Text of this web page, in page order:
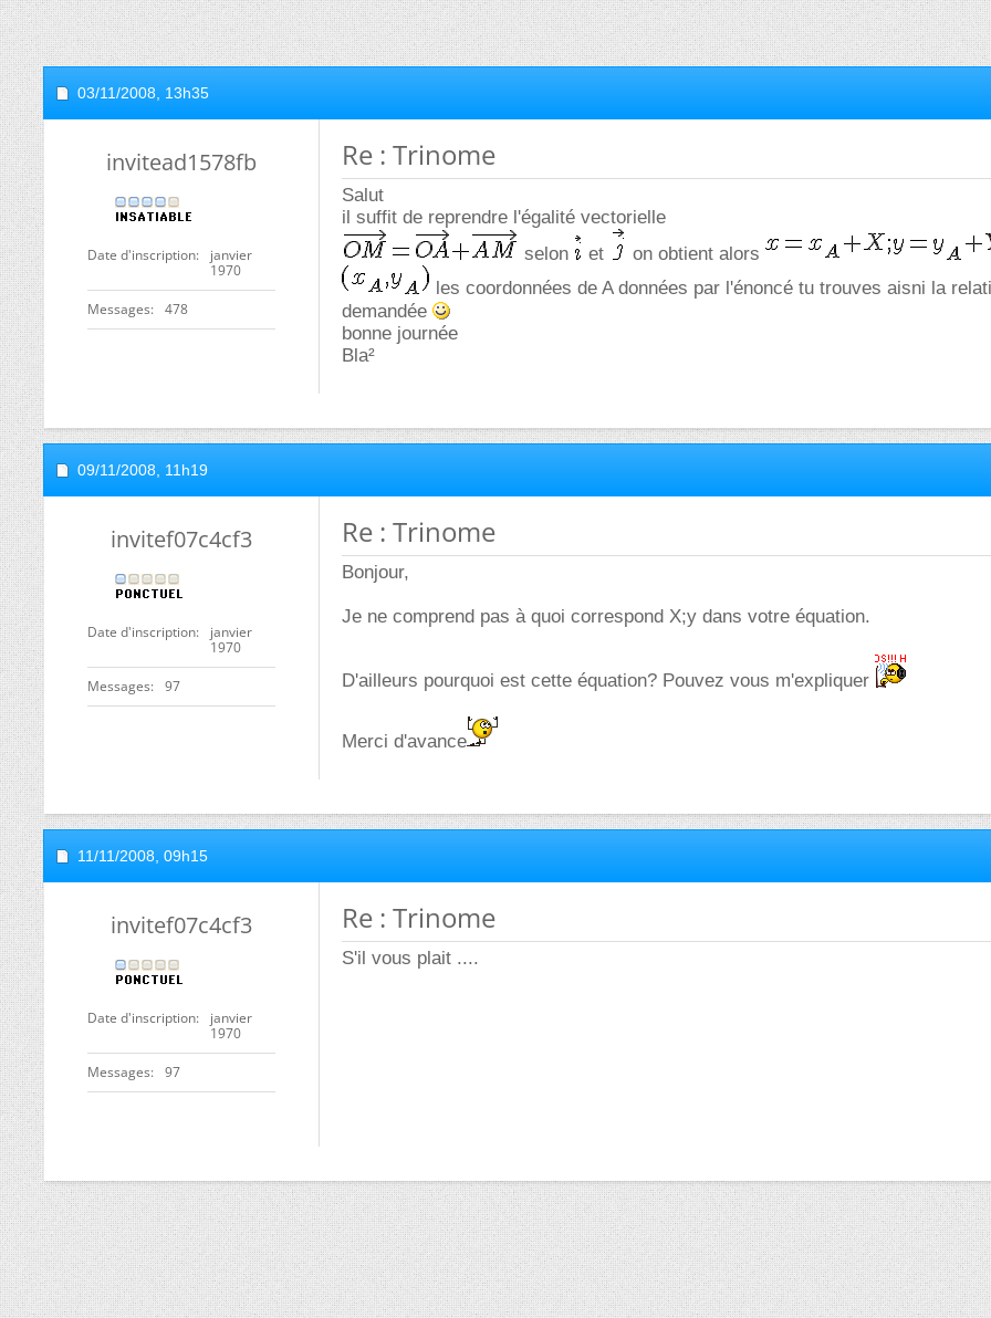
03/11/2008, 13h35
invitead1578fb
Date d'inscription
janvier
1970
Messages 478
Re : Trinome
Salut
il suffit de reprendre l'égalité vectorielle
selon
et
on obtient alors
les coordonnées de A données par l'énoncé tu trouves aisni la
demandée
bonne journée
Bla²
09/11/2008, 11h19
invitef07c4cf3
Date d'inscription
janvier
1970
Messages 97
Re : Trinome
Bonjour,
Je ne comprend pas à quoi correspond X;y dans votre équation.
D'ailleurs pourquoi est cette équation? Pouvez vous m'expliquer
Merci d'avance
11/11/2008, 09h15
invitef07c4cf3
Date d'inscription
janvier
1970
Messages 97
Re : Trinome
S'il vous plait ....